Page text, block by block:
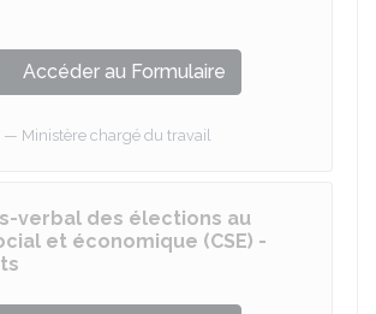
Accéder au Formulaire
Ministère chargé du travail
verbal des élections au
et économique (CSE) -